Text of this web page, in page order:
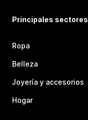
Principales sectores
Ropa
Belleza
Joyería y accesorios
Hogar